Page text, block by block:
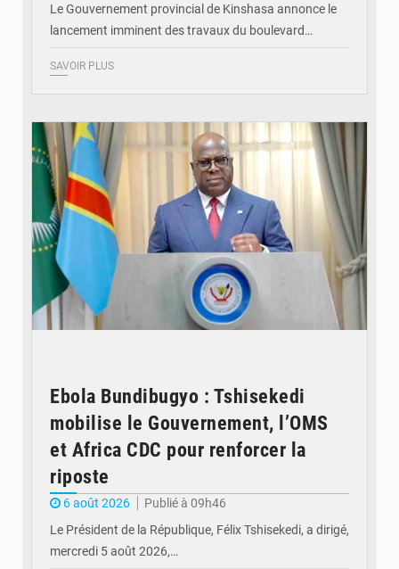
Le Gouvernement provincial de Kinshasa annonce le
lancement imminent des travaux du boulevard…
SAVOIR PLUS
Ebola Bundibugyo : Tshisekedi
mobilise le Gouvernement, l’OMS
et Africa CDC pour renforcer la
riposte
6 août 2026
Publié à 09h46
Le Président de la République, Félix Tshisekedi, a dirigé,
mercredi 5 août 2026,…